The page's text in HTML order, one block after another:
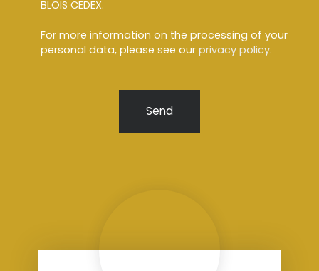
BLOIS CEDEX.
For more information on the processing of your
personal data, please see our privacy policy.
Send